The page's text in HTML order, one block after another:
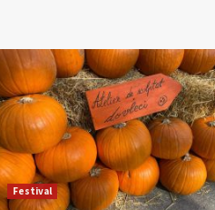
Festival